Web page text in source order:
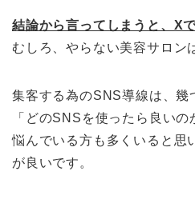
結論から言ってしまうと、X
むしろ、やらない美容サロン
集客する為のSNS導線は、幾
「どのSNSを使ったら良い
悩んでいる方も多くいると思
が良いです。